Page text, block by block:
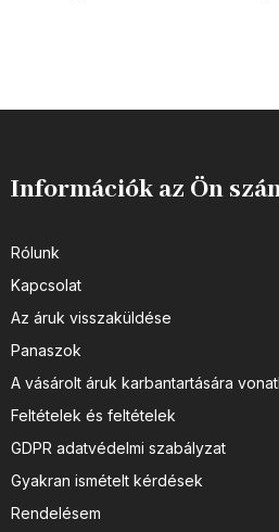
Információk az Ön
Rólunk
Kapcsolat
Az áruk visszaküldése
Panaszok
A vásárolt áruk karbantartására
Feltételek és feltételek
GDPR adatvédelmi szabályzat
Gyakran ismételt kérdések
Rendelésem